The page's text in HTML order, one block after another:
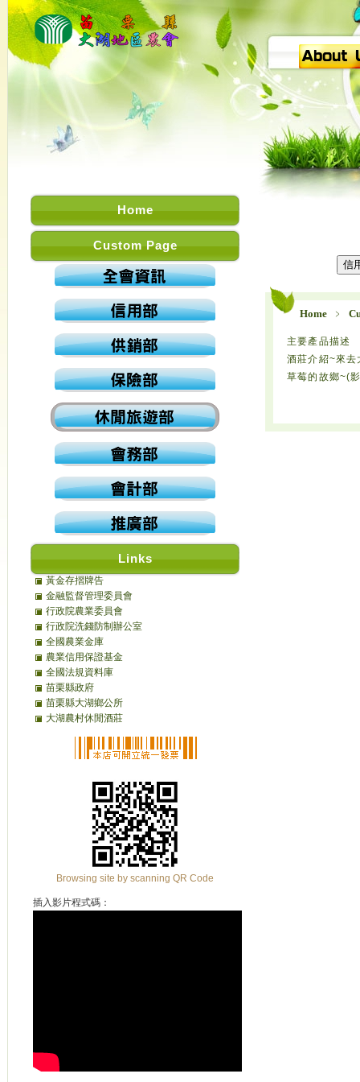
Home ﹥
主要產品描述
酒莊介紹~來
草莓的故鄉~(
Home
Custom Page
Links
黃金存摺牌告
金融監督管理委員會
行政院農業委員會
行政院洗錢防制辦公室
全國農業金庫
農業信用保證基金
全國法規資料庫
苗栗縣政府
苗栗縣大湖鄉公所
大湖農村休閒酒莊
Browsing site by scanning QR Code
插入影片程式碼：